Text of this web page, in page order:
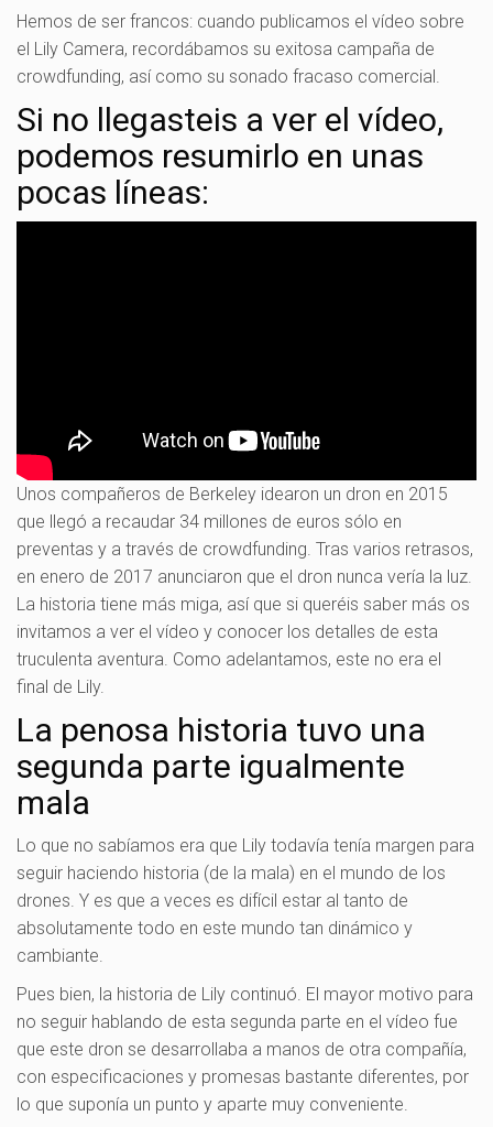
Hemos de ser francos: cuando publicamos el vídeo sobre
el Lily Camera, recordábamos su exitosa campaña de
crowdfunding, así como su sonado fracaso comercial.
Si no llegasteis a ver el vídeo,
podemos resumirlo en unas
pocas líneas:
Unos compañeros de Berkeley idearon un dron en 2015
que llegó a recaudar 34 millones de euros sólo en
preventas y a través de crowdfunding. Tras varios retrasos,
en enero de 2017 anunciaron que el dron nunca vería la luz.
La historia tiene más miga, así que si queréis saber más os
invitamos a ver el vídeo y conocer los detalles de esta
truculenta aventura. Como adelantamos, este no era el
final de Lily.
La penosa historia tuvo una
segunda parte igualmente
mala
Lo que no sabíamos era que Lily todavía tenía margen para
seguir haciendo historia (de la mala) en el mundo de los
drones. Y es que a veces es difícil estar al tanto de
absolutamente todo en este mundo tan dinámico y
cambiante.
Pues bien, la historia de Lily continuó. El mayor motivo para
no seguir hablando de esta segunda parte en el vídeo fue
que este dron se desarrollaba a manos de otra compañía,
con especificaciones y promesas bastante diferentes, por
lo que suponía un punto y aparte muy conveniente.